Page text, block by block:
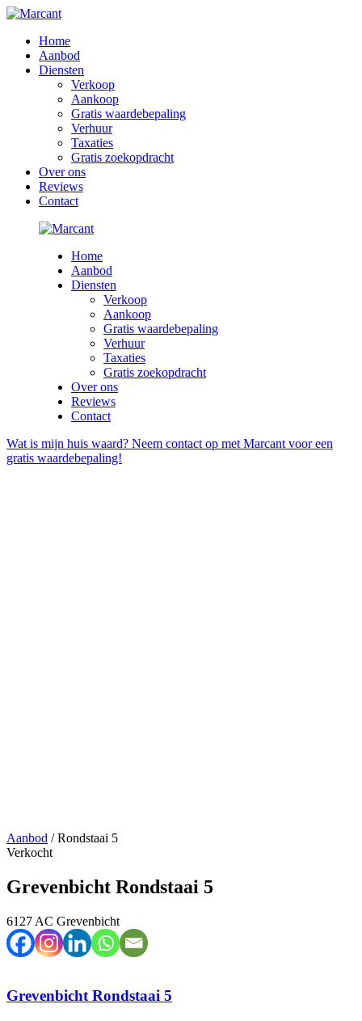
Home
Aanbod
Diensten
Verkoop
Aankoop
Gratis waardebepaling
Verhuur
Taxaties
Gratis zoekopdracht
Over ons
Reviews
Contact
Home
Aanbod
Diensten
Verkoop
Aankoop
Gratis waardebepaling
Verhuur
Taxaties
Gratis zoekopdracht
Over ons
Reviews
Contact
Wat is mijn huis waard? Neem contact op met Marcant voor een
gratis waardebepaling!
Aanbod /Rondstaai 5
Verkocht
Grevenbicht Rondstaai 5
6127 AC Grevenbicht
Grevenbicht Rondstaai 5